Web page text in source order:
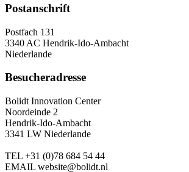
Postanschrift
Postfach 131
3340 AC Hendrik-Ido-Ambacht
Niederlande
Besucheradresse
Bolidt Innovation Center
Noordeinde 2
Hendrik-Ido-Ambacht
3341 LW Niederlande
TEL +31 (0)78 684 54 44
EMAIL website@bolidt.nl